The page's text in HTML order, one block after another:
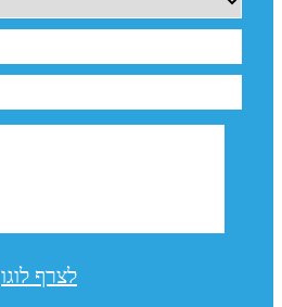
לצרף לוגו